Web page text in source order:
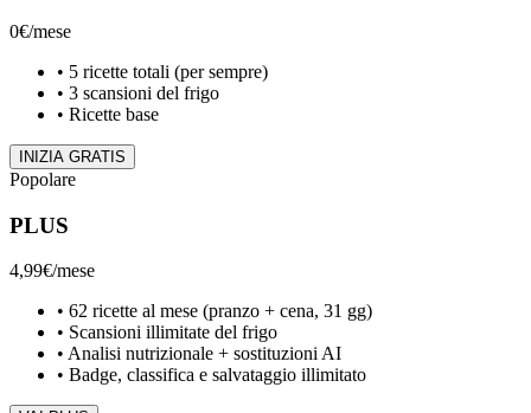
0€/mese
• 5 ricette totali (per sempre)
• 3 scansioni del frigo
• Ricette base
INIZIA GRATIS
Popolare
PLUS
4,99€/mese
• 62 ricette al mese (pranzo + cena, 31 gg)
• Scansioni illimitate del frigo
• Analisi nutrizionale + sostituzioni AI
• Badge, classifica e salvataggio illimitato